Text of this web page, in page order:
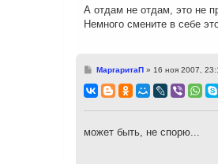
и
е
А отдам не отдам, это не
Немного смените в себе
С
о
б
и
МаргаритаП» 16 ноя 2007,
может быть, не спорю...